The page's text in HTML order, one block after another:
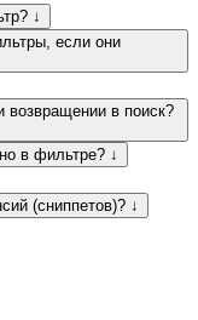
↓
если они
возвращении в поиск?
в фильтре? ↓
(сниппетов)? ↓